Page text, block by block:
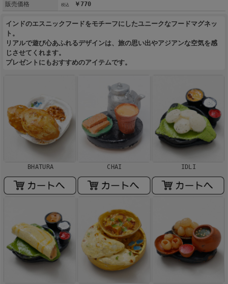
販売価格
￥770
インドのエスニックフードをモチーフにしたユニークなフードマグネッ
ト。
リアルで遊び心あふれるデザインは、旅の思い出やアジアンな空気を感
じさせてくれます。
プレゼントにもおすすめのアイテムです。
BHATURA CHAI IDLI